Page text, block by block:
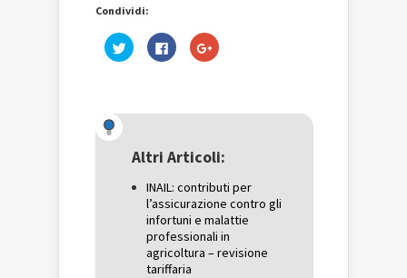
Condividi:
Fai
clic
una
nuova
Fai
clic
nuova
finestra)
Fai
clic
una
nuova
Altri Articoli:
INAIL: contributi per
l’assicurazione contro gli
infortuni e malattie
professionali in
agricoltura – revisione
tariffaria